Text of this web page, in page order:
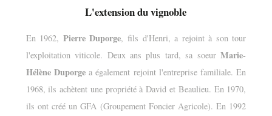
L'extension du vignoble
En 1962, Pierre Duporge, fils d'Henri, a rejoint à son tour
l'exploitation viticole. Deux ans plus tard, sa soeurMarie-
Hélène Duporgea également rejoint l'entreprise familiale. En
1968, ils achètent une propriété à David et Beaulieu. En 1970,
ils ont créé un GFA (Groupement Foncier Agricole). En 1992